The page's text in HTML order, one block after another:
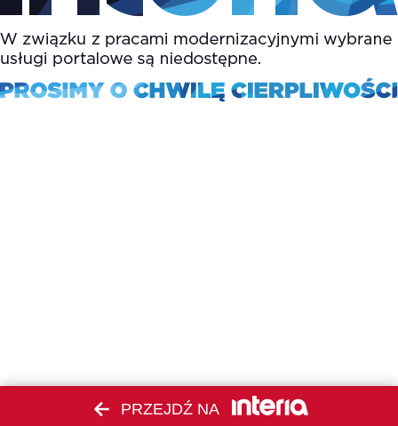
PRZEJDŹ NA